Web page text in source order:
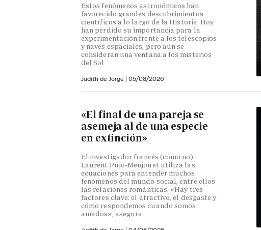
Estos fenómenos astronómicos han
favorecido grandes descubrimientos
científicos a lo largo de la Historia. Hoy
han perdido su importancia para la
experimentación frente a los telescopios
y naves espaciales, pero aún se
consideran una ventana a los misterios
del Sol
Judith de Jorge | 05/08/2026
«El final de una pareja se
asemeja al de una especie
en extinción»
El investigador francés (cómo no)
Laurent Pujo-Menjouet utiliza las
ecuaciones para entender muchos
fenómenos del mundo social, entre ellos
las relaciones románticas. «Hay tres
factores clave: el atractivo, el desgaste y
cómo respondemos cuando somos
amados», asegura